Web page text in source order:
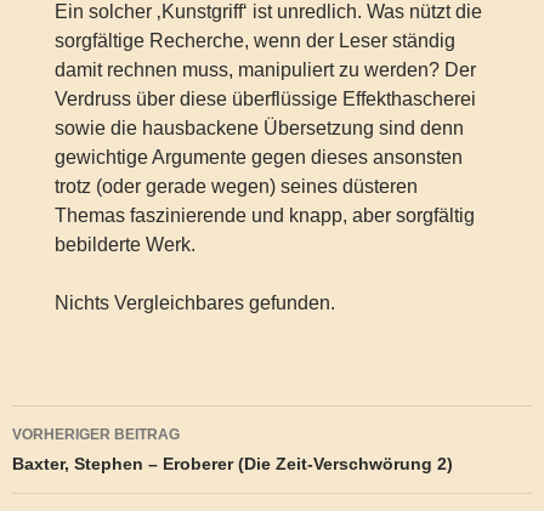
Ein solcher ‚Kunstgriff‘ ist unredlich. Was nützt die
sorgfältige Recherche, wenn der Leser ständig
damit rechnen muss, manipuliert zu werden? Der
Verdruss über diese überflüssige Effekthascherei
sowie die hausbackene Übersetzung sind denn
gewichtige Argumente gegen dieses ansonsten
trotz (oder gerade wegen) seines düsteren
Themas faszinierende und knapp, aber sorgfältig
bebilderte Werk.
Nichts Vergleichbares gefunden.
Beitragsnavigation
VORHERIGER BEITRAG
Baxter, Stephen – Eroberer (Die Zeit-Verschwörung 2)